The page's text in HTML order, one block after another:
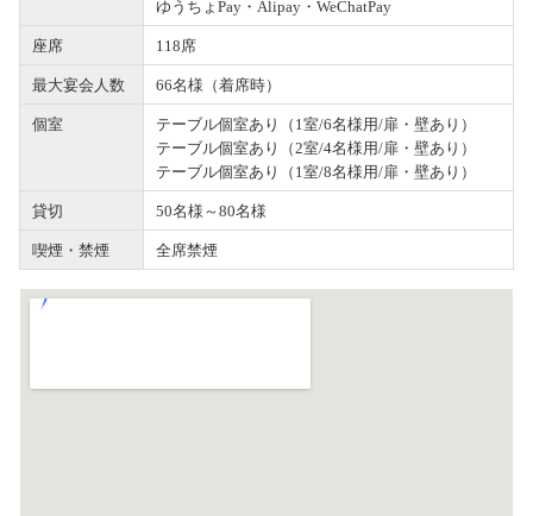
ゆうちょPay・Alipay・WeChatPay
座席 118席
最大宴会人数 66名様（着席時）
個室
テーブル個室あり（1室/6名様用/扉・壁あり）
テーブル個室あり（2室/4名様用/扉・壁あり）
テーブル個室あり（1室/8名様用/扉・壁あり）
貸切 50名様～80名様
喫煙・禁煙 全席禁煙